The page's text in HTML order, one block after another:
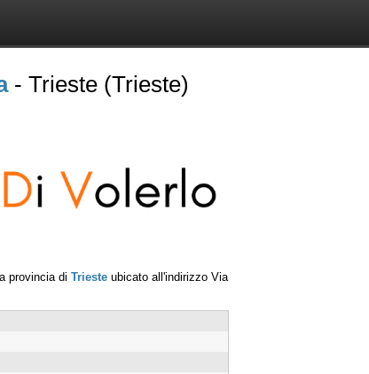
- Trieste (Trieste)
provincia di Trieste ubicato all'indirizzo Via